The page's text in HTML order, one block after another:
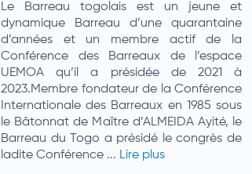
Le Barreau togolais est un jeune et
dynamique Barreau d’une quarantaine
d’années et un membre actif de la
Conférence des Barreaux de l’espace
UEMOA qu’il a présidée de 2021 à
2023.Membre fondateur de la Conférence
Internationale des Barreaux en 1985 sous
le Bâtonnat de Maître d’ALMEIDA Ayité, le
Barreau du Togo a présidé le congrès de
ladite Conférence ... Lire plus